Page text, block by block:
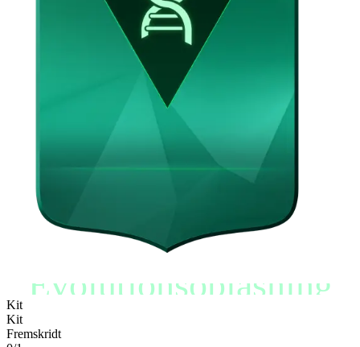
Evolutionsoplåsning
Kit
Kit
Fremskridt